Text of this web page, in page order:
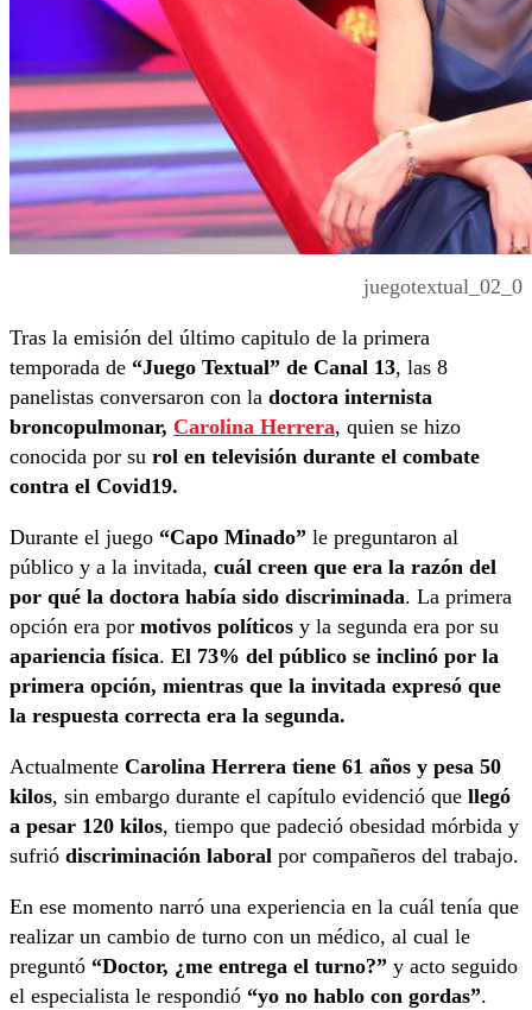
juegotextual_02_0
Tras la emisión del último capitulo de la primera
temporada de “Juego Textual” de Canal 13, las 8
panelistas conversaron con la doctora internista
broncopulmonar, Carolina Herrera, quien se hizo
conocida por su rol en televisión durante el combate
contra el Covid19.
Durante el juego “Capo Minado” le preguntaron al
público y a la invitada, cuál creen que era la razón del
por qué la doctora había sido discriminada. La primera
opción era por motivos políticos y la segunda era por su
apariencia física. El 73% del público se inclinó por la
primera opción, mientras que la invitada expresó que
la respuesta correcta era la segunda.
Actualmente Carolina Herrera tiene 61 años y pesa 50
kilos, sin embargo durante el capítulo evidenció que llegó
a pesar 120 kilos, tiempo que padeció obesidad mórbida y
sufrió discriminación laboral por compañeros del trabajo.
En ese momento narró una experiencia en la cuál tenía que
realizar un cambio de turno con un médico, al cual le
preguntó “Doctor, ¿me entrega el turno?” y acto seguido
el especialista le respondió “yo no hablo con gordas”.